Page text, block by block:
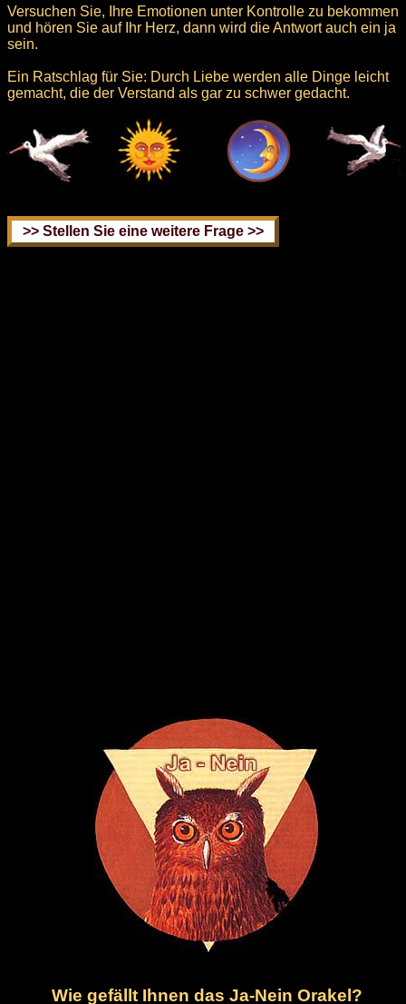
Versuchen Sie, Ihre Emotionen unter Kontrolle zu bekommen
und hören Sie auf Ihr Herz, dann wird die Antwort auch ein ja
sein.
Ein Ratschlag für Sie: Durch Liebe werden alle Dinge leicht
gemacht, die der Verstand als gar zu schwer gedacht.
Wie gefällt Ihnen das Ja-Nein Orakel?